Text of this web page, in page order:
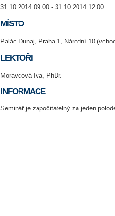
31.10.2014 09:00 - 31.10.2014 12:00
MÍSTO
Palác Dunaj, Praha 1, Národní 10
LEKTOŘI
Moravcová Iva, PhDr.
INFORMACE
Seminář je započitatelný za jeden